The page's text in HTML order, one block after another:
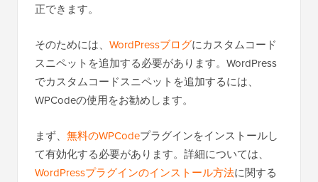
正できます。
そのためには、 WordPressブログにカスタムコード
スニペットを追加する必要があります。WordPress
でカスタムコードスニペットを追加するには、
WPCodeの使用をお勧めします。
まず、 無料のWPCodeプラグインをインストールし
て有効化する必要があります。詳細については、
WordPressプラグインのインストール方法に関する